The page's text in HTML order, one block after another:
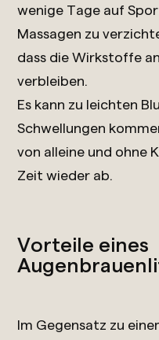
wenige Tage auf
Massagen zu
dass die Wirkstoffe
verbleiben.
Es kann zu leichten
Schwellungen
von alleine und ohne
Zeit wieder ab.
Vorteile eines
Im Gegensatz zu